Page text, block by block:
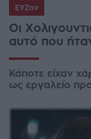
ΕΥΖην
Οι
αυτό που
Κάποτε είχαν
ως εργαλείο